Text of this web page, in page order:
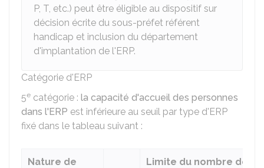
P, T, etc.) peut être éligible au dispositif sur
décision écrite du sous-préfet référent
handicap et inclusion du département
d'implantation de l'ERP.
Catégorie d'ERP
5e catégorie : la capacité d'accueil des personnes
dans l'ERP est inférieure au seuil par type d'ERP
fixé dans le tableau suivant :
Nature de
Limite du nombre de